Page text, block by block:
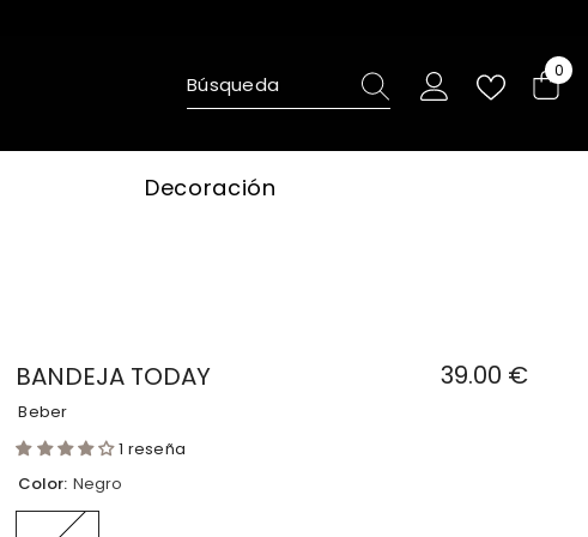
0
0
item
Decoración
BANDEJA TODAY
Beber
1 reseña
39.00 €
Color: Negro